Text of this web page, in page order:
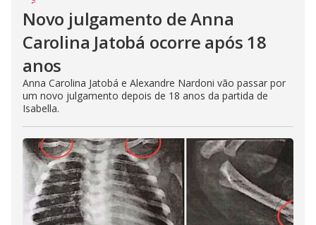
Novo julgamento de Anna
Carolina Jatobá ocorre após 18
anos
Anna Carolina Jatobá e Alexandre Nardoni vão passar por
um novo julgamento depois de 18 anos da partida de
Isabella.